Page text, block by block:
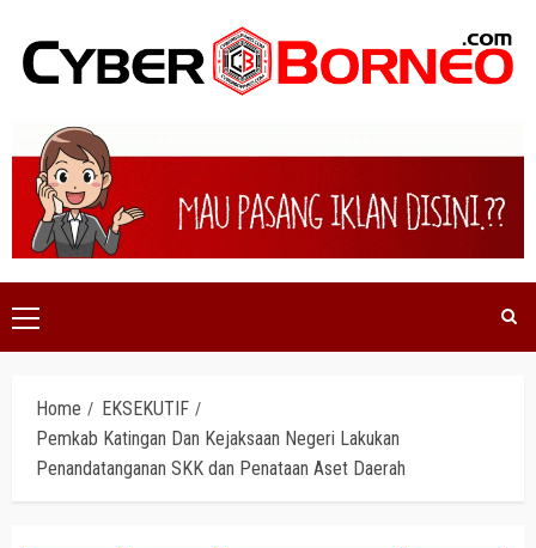
content
Primary
Menu
Home
EKSEKUTIF
Pemkab Katingan Dan Kejaksaan Negeri Lakukan
Penandatanganan SKK dan Penataan Aset Daerah